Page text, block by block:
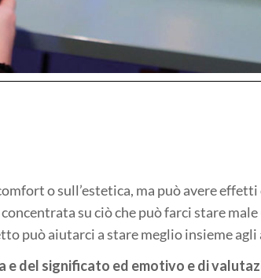
o sull’estetica, ma può avere
su ciò che può farci stare
può aiutarci a stare meglio insieme
e del significato ed emotivo e di